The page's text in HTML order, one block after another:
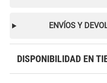
ENVÍOS Y
DISPONIBILIDAD EN